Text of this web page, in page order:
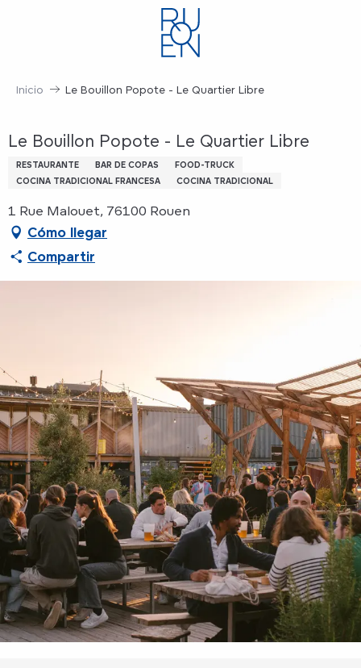
Inicio Le Bouillon Popote - Le Quartier Libre
Le Bouillon Popote - Le Quartier Libre
RESTAURANTE BAR DE COPAS
FOOD-TRUCK
COCINA TRADICIONAL FRANCESA
COCINA TRADICIONAL
1 Rue Malouet, 76100 Rouen
Cómo llegar
Compartir